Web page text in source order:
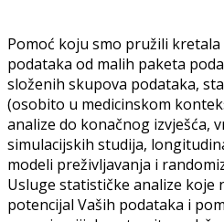
Pomoć koju smo pružili
podataka od malih paketa
složenih skupova podataka,
(osobito u medicinskom
analize do konačnog izvješća,
simulacijskih studija,
modeli preživljavanja i
Usluge statističke analize koje
potencijal Vaših podataka i